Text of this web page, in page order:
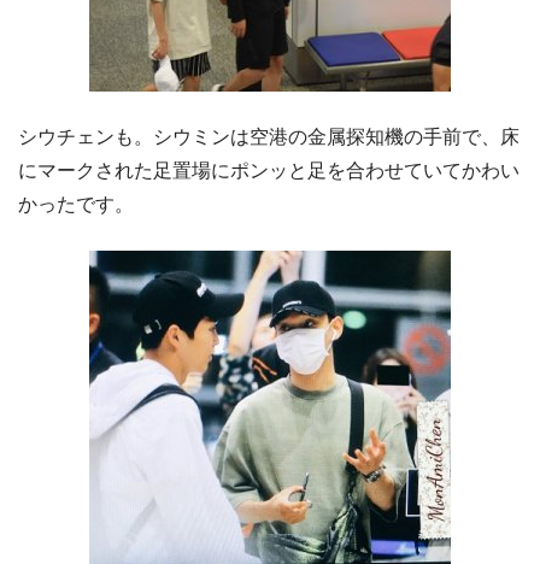
シウチェンも。シウミンは空港の金属探知機の手前で、床
にマークされた足置場にポンッと足を合わせていてかわい
かったです。